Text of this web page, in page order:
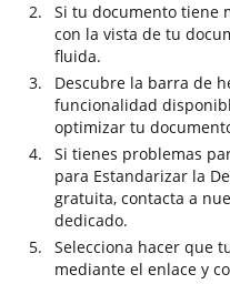
Si tu documento tiene
con la vista de tu
fluida.
Descubre la barra de
funcionalidad
optimizar tu
Si tienes problemas
para Estandarizar la
gratuita, contacta a
dedicado.
Selecciona hacer que
mediante el enlace y